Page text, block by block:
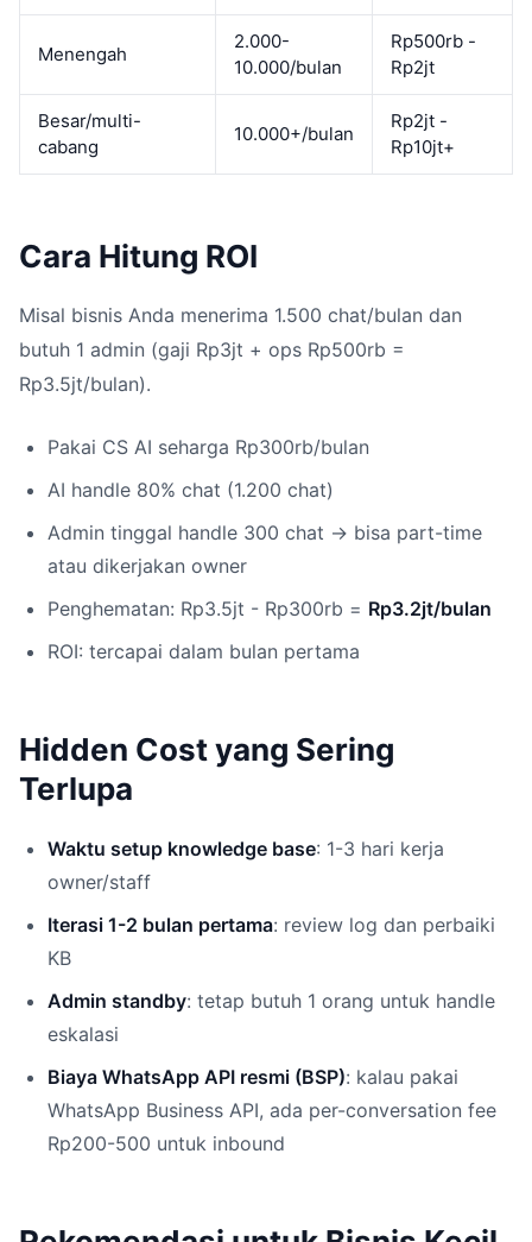
Menengah
2.000-
10.000/bulan
Rp500rb -
Rp2jt
Besar/multi-
cabang
10.000+/bulan
Rp2jt -
Rp10jt+
Cara Hitung ROI
Misal bisnis Anda menerima 1.500 chat/bulan dan
butuh 1 admin (gaji Rp3jt + ops Rp500rb =
Rp3.5jt/bulan).
Pakai CS AI seharga Rp300rb/bulan
AI handle 80% chat (1.200 chat)
Admin tinggal handle 300 chat → bisa part-time
atau dikerjakan owner
Penghematan: Rp3.5jt - Rp300rb = Rp3.2jt/bulan
ROI: tercapai dalam bulan pertama
Hidden Cost yang Sering
Terlupa
Waktu setup knowledge base: 1-3 hari kerja
owner/staff
Iterasi 1-2 bulan pertama: review log dan perbaiki
KB
Admin standby: tetap butuh 1 orang untuk handle
eskalasi
Biaya WhatsApp API resmi (BSP): kalau pakai
WhatsApp Business API, ada per-conversation fee
Rp200-500 untuk inbound